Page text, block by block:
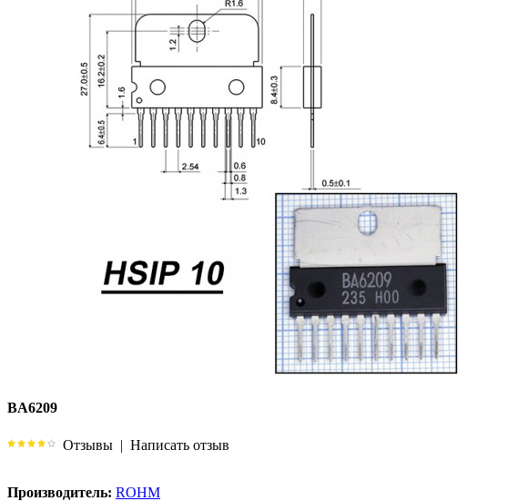
BA6209
Отзывы | Написать отзыв
Производитель: ROHM